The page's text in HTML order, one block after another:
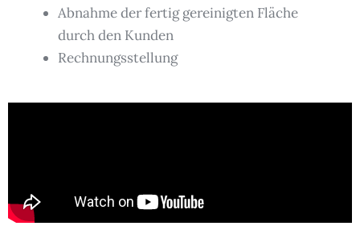
Abnahme der fertig gereinigten Fläche
durch den Kunden
Rechnungsstellung